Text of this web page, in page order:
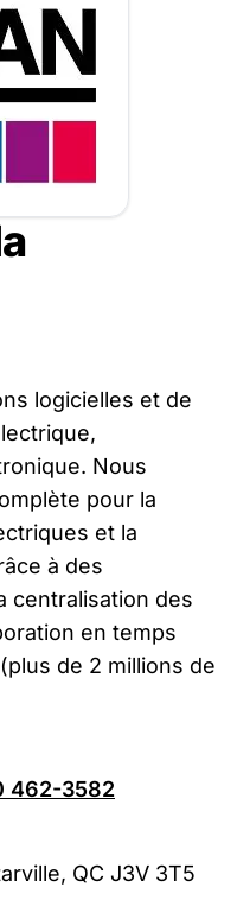
logicielles et de
Nous
pour la
et la
à des
centralisation des
en temps
de 2 millions de
462-3582
QC J3V 3T5